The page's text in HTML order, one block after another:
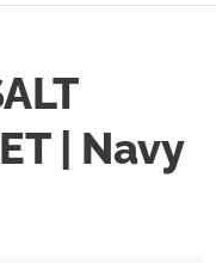
| Navy